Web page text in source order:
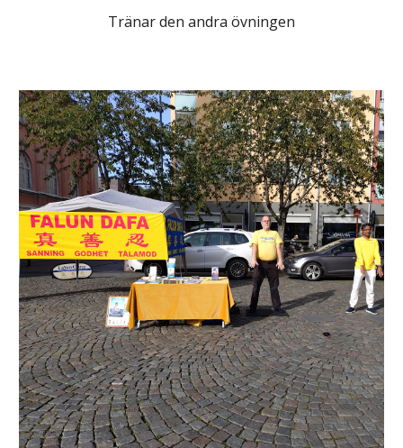
Tränar den andra övningen